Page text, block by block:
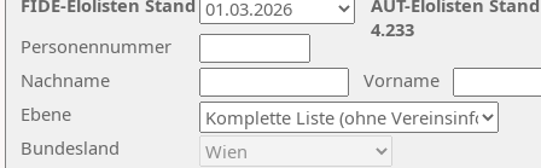
Nachname
Vorname
Ebene
Personennummer
Bundesland
AUT-Elolisten
4.233
FIDE-Elolisten Stand